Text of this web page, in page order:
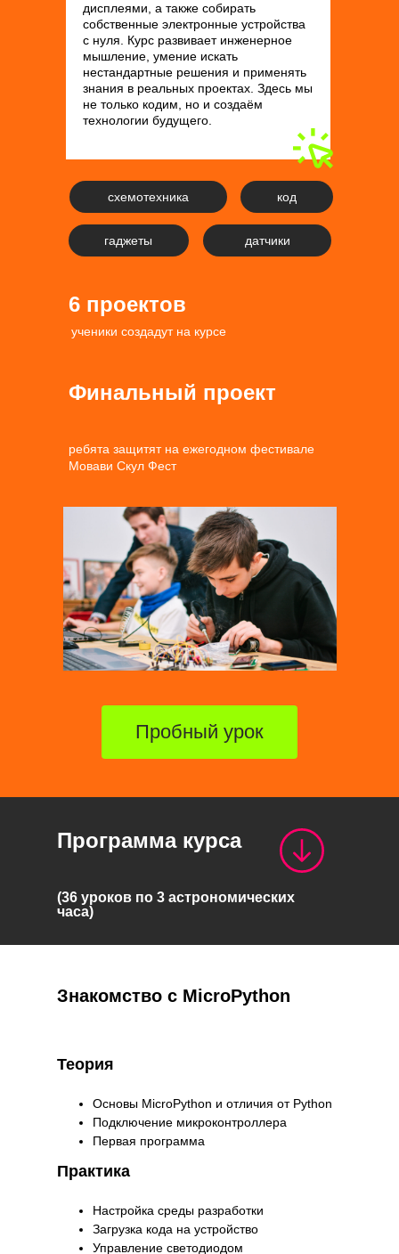
Финальный проект
ребята защитят на ежегодном фестивале
Мовави Скул Фест
ученики создадут на курсе
6 проектов
дисплеями, а также собирать
собственные электронные устройства
с нуля. Курс развивает инженерное
мышление, умение искать
нестандартные решения и применять
знания в реальных проектах. Здесь мы
не только кодим, но и создаём
технологии будущего.
схемотехника
гаджеты датчики
код
Пробный урок
Программа курса
(36 уроков по 3 астрономических
часа)
Практика
Теория
Настройка среды разработки
Загрузка кода на устройство
Управление светодиодом
Основы MicroPython и отличия от Python
Подключение микроконтроллера
Первая программа
Знакомство с MicroPython